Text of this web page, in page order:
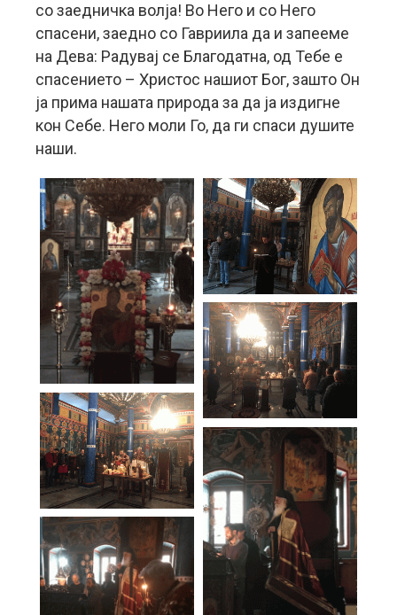
со заедничка волја! Во Него и со Него
спасени, заедно со Гавриила да и запееме
на Дева: Радувај се Благодатна, од Тебе е
спасението – Христос нашиот Бог, зашто Он
ја прима нашата природа за да ја издигне
кон Себе. Него моли Го, да ги спаси душите
наши.